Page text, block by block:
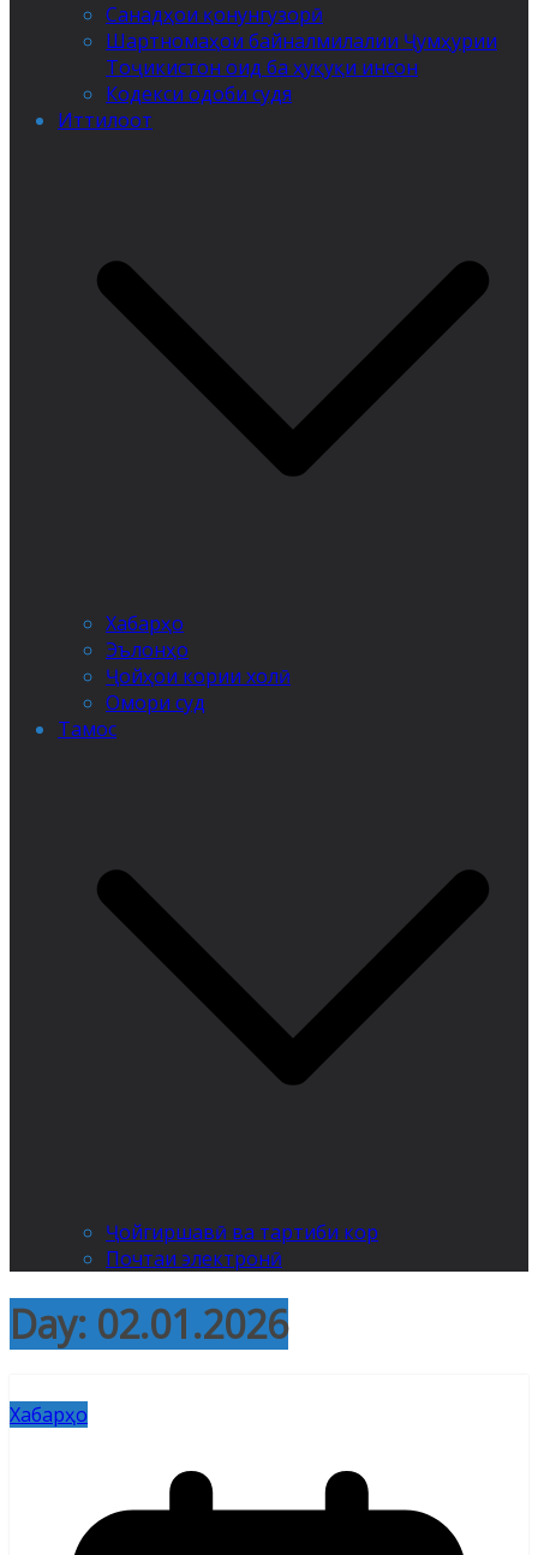
Санадҳои қонунгузорӣ
Шартномаҳои байналмилалии Ҷумҳурии
Тоҷикистон оид ба ҳуқуқи инсон
Кодекси одоби судя
Иттилоот
Хабарҳо
Эълонҳо
Ҷойҳои кории холӣ
Омори суд
Тамос
Ҷойгиршавӣ ва тартиби кор
Почтаи электронӣ
Day: 02.01.2026
Хабарҳо